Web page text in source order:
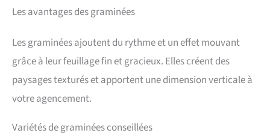
Les avantages des graminées
Les graminées ajoutent du rythme et un effet mouvant
grâce à leur feuillage fin et gracieux. Elles créent des
paysages texturés et apportent une dimension verticale à
votre agencement.
Variétés de graminées conseillées